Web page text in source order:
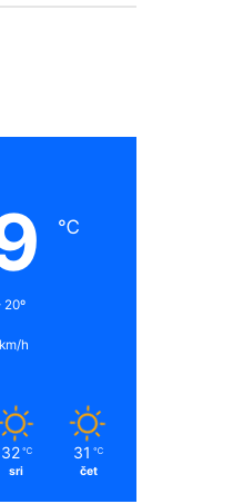
℃
20º
h
32 ℃
sri
31 ℃
čet